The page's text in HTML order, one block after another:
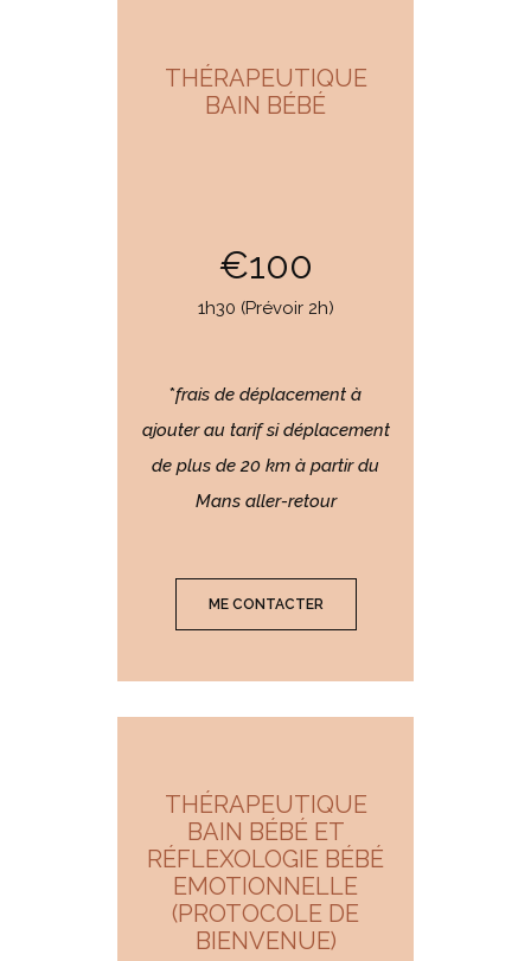
THÉRAPEUTIQUE
BAIN BÉBÉ
€100
1h30 (Prévoir 2h)
*frais de déplacement à
ajouter au tarif si déplacement
de plus de 20 km à partir du
Mans aller-retour
ME CONTACTER
THÉRAPEUTIQUE
BAIN BÉBÉ ET
RÉFLEXOLOGIE BÉBÉ
EMOTIONNELLE
(PROTOCOLE DE
BIENVENUE)